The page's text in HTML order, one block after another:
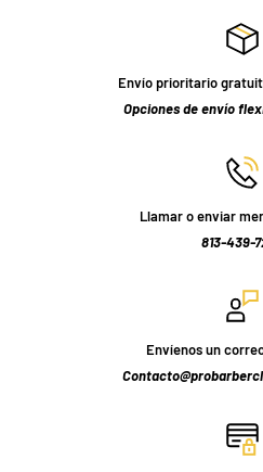
Envío prioritario
Opciones de envío
Llamar o enviar
813-439-
Envíenos un